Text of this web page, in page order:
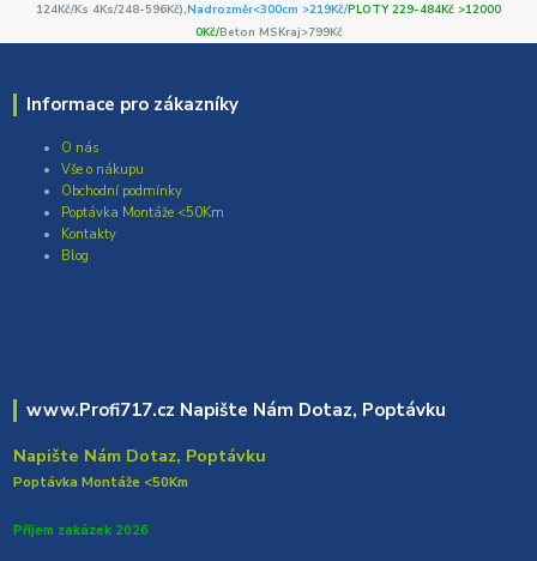
124Kč/Ks 4Ks/248-596Kč),Nadrozměr<300cm >219Kč/PLOTY 229-484Kč >12000
0Kč/Beton MSKraj>799Kč
Informace pro zákazníky
O nás
Vše o nákupu
Obchodní podmínky
Poptávka Montáže <50Km
Kontakty
Blog
www.Profi717.cz Napište Nám Dotaz, Poptávku
Napište Nám Dotaz, Poptávku
Poptávka Montáže <50Km
Přijem zakázek 2026